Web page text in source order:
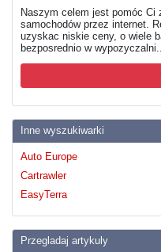
Naszym celem jest pomóc Ci
samochodów przez internet.
uzyskac niskie ceny, o wiele
bezposrednio w wypozyczalni..
Inne wyszukiwarki
Auto Europe
Cartrawler
EasyTerra
Przegladaj artykuly